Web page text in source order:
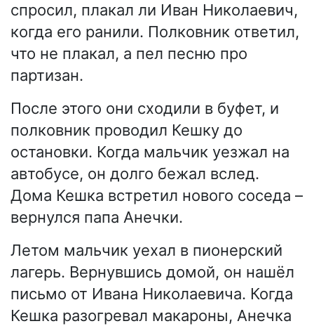
спросил, плакал ли Иван Николаевич,
когда его ранили. Полковник ответил,
что не плакал, а пел песню про
партизан.
После этого они сходили в буфет, и
полковник проводил Кешку до
остановки. Когда мальчик уезжал на
автобусе, он долго бежал вслед.
Дома Кешка встретил нового соседа –
вернулся папа Анечки.
Летом мальчик уехал в пионерский
лагерь. Вернувшись домой, он нашёл
письмо от Ивана Николаевича. Когда
Кешка разогревал макароны, Анечка